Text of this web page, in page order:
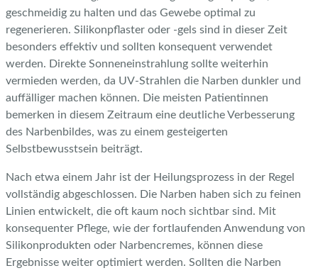
geschmeidig zu halten und das Gewebe optimal zu
regenerieren. Silikonpflaster oder -gels sind in dieser Zeit
besonders effektiv und sollten konsequent verwendet
werden. Direkte Sonneneinstrahlung sollte weiterhin
vermieden werden, da UV-Strahlen die Narben dunkler und
auffälliger machen können. Die meisten Patientinnen
bemerken in diesem Zeitraum eine deutliche Verbesserung
des Narbenbildes, was zu einem gesteigerten
Selbstbewusstsein beiträgt.
Nach etwa einem Jahr ist der Heilungsprozess in der Regel
vollständig abgeschlossen. Die Narben haben sich zu feinen
Linien entwickelt, die oft kaum noch sichtbar sind. Mit
konsequenter Pflege, wie der fortlaufenden Anwendung von
Silikonprodukten oder Narbencremes, können diese
Ergebnisse weiter optimiert werden. Sollten die Narben